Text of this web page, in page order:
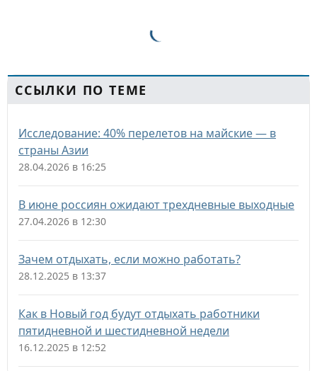
ССЫЛКИ ПО ТЕМЕ
Исследование: 40% перелетов на майские — в
страны Азии
28.04.2026 в 16:25
В июне россиян ожидают трехдневные выходные
27.04.2026 в 12:30
Зачем отдыхать, если можно работать?
28.12.2025 в 13:37
Как в Новый год будут отдыхать работники
пятидневной и шестидневной недели
16.12.2025 в 12:52